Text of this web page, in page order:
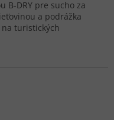
B-DRY pre sucho za
a podrážka
turistických